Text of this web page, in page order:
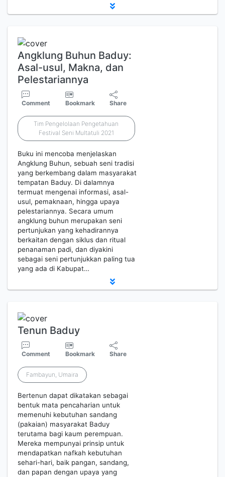
Angklung Buhun Baduy:
Asal-usul, Makna, dan
Pelestariannya
Comment Bookmark Share
Tim Pengelolaan Pengetahuan
Festival Seni Multatuli 2021
Buku ini mencoba menjelaskan
Angklung Buhun, sebuah seni tradisi
yang berkembang dalam masyarakat
tempatan Baduy. Di dalamnya
termuat mengenai informasi, asal-
usul, pemaknaan, hingga upaya
pelestariannya. Secara umum
angklung buhun merupakan seni
pertunjukan yang kehadirannya
berkaitan dengan siklus dan ritual
penanaman padi, dan diyakini
sebagai seni pertunjukkan paling tua
yang ada di Kabupat…
Tenun Baduy
Comment Bookmark Share
Fambayun, Umaira
Bertenun dapat dikatakan sebagai
bentuk mata pencaharian untuk
memenuhi kebutuhan sandang
(pakaian) masyarakat Baduy
terutama bagi kaum perempuan.
Mereka mempunyai prinsip untuk
mendapatkan nafkah kebutuhan
sehari-hari, baik pangan, sandang,
dan papan dengan upaya yang